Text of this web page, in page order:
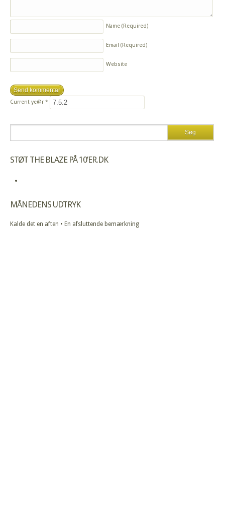
Name (Required)
Email (Required)
Website
Current ye@r *
STØT THE BLAZE PÅ 10’ER.DK
MÅNEDENS UDTRYK
Kalde det en aften • En afsluttende bemærkning